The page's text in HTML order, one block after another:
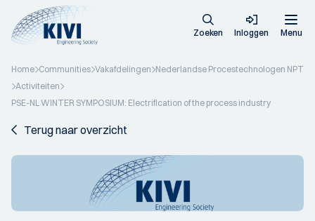
Zoeken Inloggen Menu
Home Communities Vakafdelingen Nederlandse Procestechnologen NPT
Activiteiten
PSE-NL WINTER SYMPOSIUM: Electrification of the process industry
Terug naar overzicht